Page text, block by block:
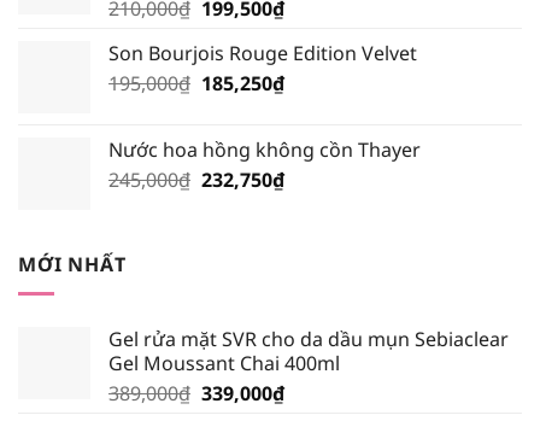
185,250₫.
210,000₫ Giá
là:
210,000₫.
199,500₫Giá
tại
là:
Son Bourjois Rouge Edition Velvet
195,000₫ Giá
195,000₫.
185,250₫Giá
là:
185,250₫.
Nước hoa hồng không cồn Thayer
245,000₫ Giá
232,750₫Giá
MỚI NHẤT
Gel rửa mặt SVR cho da dầu mụn Sebiaclear
Gel Moussant Chai 400ml
389,000₫ Giá
339,000₫Giá